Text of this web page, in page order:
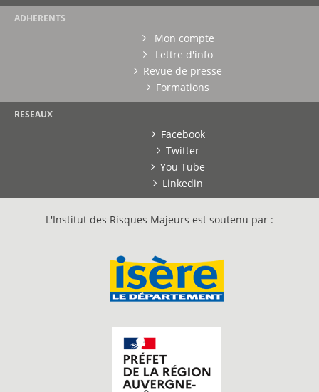
ADHERENTS
Mon compte
Lettre d'info
Revue de presse
Formations
RESEAUX
Facebook
Twitter
You Tube
Linkedin
L'Institut des Risques Majeurs est soutenu par :